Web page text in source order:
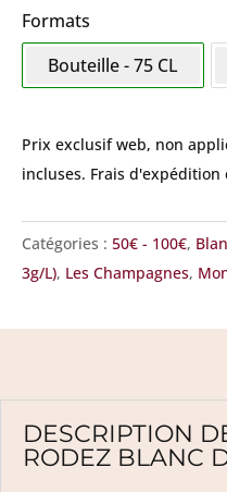
-
Blanc
Formats
Bouteille - 75 CL
Prix exclusif web, non
incluses. Frais
Catégories : 50€ - 100€,
3g/L), Les Champagnes,
DESCRIPTION
RODEZ BLANC